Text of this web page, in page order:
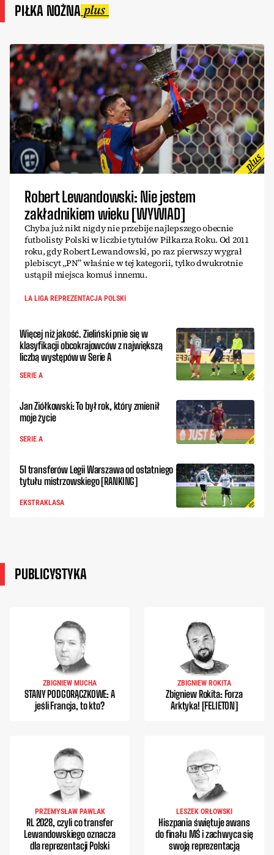
PIŁKA NOŻNA
Robert Lewandowski: Nie jestem
zakładnikiem wieku [WYWIAD]
Chyba już nikt nigdy nie przebije najlepszego obecnie
futbolisty Polski w liczbie tytułów Piłkarza Roku. Od 2011
roku, gdy Robert Lewandowski, po raz pierwszy wygrał
plebiscyt „PN” właśnie w tej kategorii, tylko dwukrotnie
ustąpił miejsca komuś innemu.
LA LIGA REPREZENTACJA POLSKI
Więcej niż jakość. Zieliński pnie się w
klasyfikacji obcokrajowców z największą
liczbą występów w Serie A
SERIE A
Jan Ziółkowski: To był rok, który zmienił
moje życie
SERIE A
51 transferów Legii Warszawa od ostatniego
tytułu mistrzowskiego [RANKING]
EKSTRAKLASA
PUBLICYSTYKA
ZBIGNIEW MUCHA
STANY PODGORĄCZKOWE: A
jeśli Francja, to kto?
ZBIGNIEW ROKITA
Zbigniew Rokita: Forza
Arktyka! [FELIETON]
PRZEMYSŁAW PAWLAK
RL 2028, czyli co transfer
Lewandowskiego oznacza
dla reprezentacji Polski
LESZEK ORŁOWSKI
Hiszpania świętuje awans
do finału MŚ i zachwyca się
swoją reprezentacją